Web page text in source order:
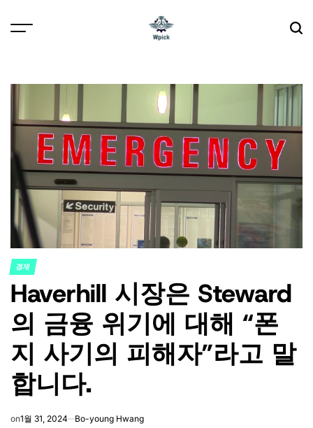
POSTED
IN
경제
Haverhill 시장은 Steward
의 금융 위기에 대해 “폰
지 사기의 피해자”라고 말
합니다.
on1월 31, 2024 Bo-young Hwang